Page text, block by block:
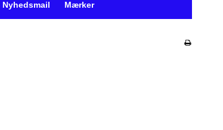
Nyhedsmail Mærker